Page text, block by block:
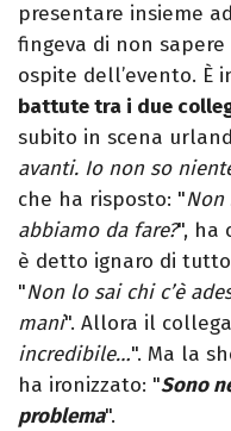
presentare insieme
fingeva di non
ospite dell’evento. È
battute tra i due
subito in scena
avanti. Io non so
che ha risposto: "Non
abbiamo da fare?", ha
è detto ignaro di
"Non lo sai chi c’è
mani". Allora il
incredibile…". Ma la
ha ironizzato: "Sono
problema".